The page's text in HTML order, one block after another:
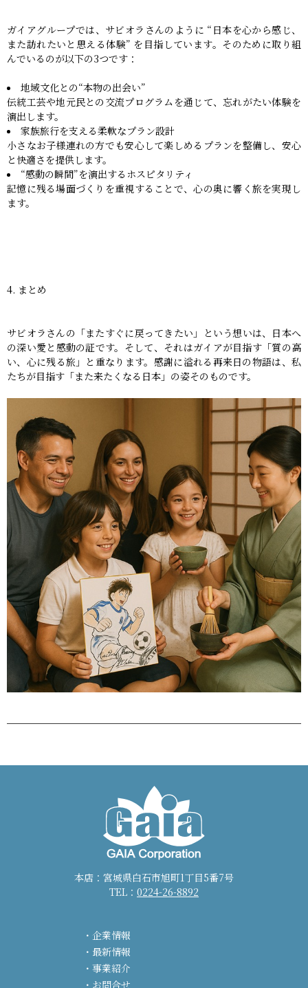
ガイアグループでは、サビオラさんのように “日本を心から感じ、
また訪れたいと思える体験” を目指しています。そのために取り組
んでいるのが以下の3つです：
地域文化との“本物の出会い”
伝統工芸や地元民との交流プログラムを通じて、忘れがたい体験を
演出します。
家族旅行を支える柔軟なプラン設計
小さなお子様連れの方でも安心して楽しめるプランを整備し、安心
と快適さを提供します。
“感動の瞬間”を演出するホスピタリティ
記憶に残る場面づくりを重視することで、心の奥に響く旅を実現し
ます。
4. まとめ
サビオラさんの「またすぐに戻ってきたい」という想いは、日本へ
の深い愛と感動の証です。そして、それはガイアが目指す「質の高
い、心に残る旅」と重なります。感謝に溢れる再来日の物語は、私
たちが目指す「また来たくなる日本」の姿そのものです。
本店：宮城県白石市旭町1丁目5番7号
TEL： 0224-26-8892
企業情報
最新情報
事業紹介
お問合せ